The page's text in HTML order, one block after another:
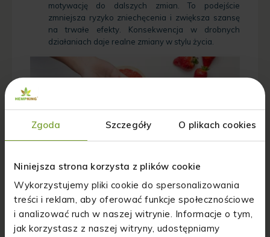
Zgoda Szczegóły O plikach cookies
Niniejsza strona korzysta z plików cookie
Wykorzystujemy pliki cookie do spersonalizowania
treści i reklam, aby oferować funkcje społecznościowe
i analizować ruch w naszej witrynie. Informacje o tym,
jak korzystasz z naszej witryny, udostępniamy
motywację do dalszych zmian. To podejście
zmniejsza ryzyko zniechęcenia i zwiększa szansę
na trwałe efekty. Konsekwencja w drobnych
działaniach daje realne zmiany w stylu życia.
Podsumowanie
Zdrowe nawyki żywieniowe to nie jednorazowy cel, ale
codzienny wybór, który buduje jakość życia na dłuższą